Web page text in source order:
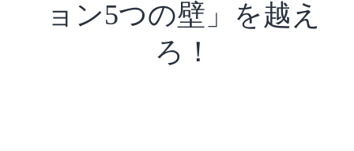
ョン5つの壁」を越え
ろ！